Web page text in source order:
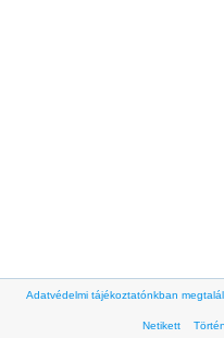
Adatvédelmi tájékoztatónkban
Netikett